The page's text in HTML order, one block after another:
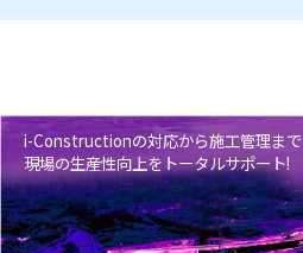
i-Constructionの対応から施工管理まで
現場の生産性向上をトータルサポート!